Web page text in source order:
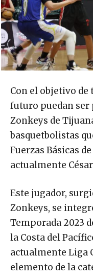
Con el objetivo
futuro puedan
Zonkeys de
basquetbolistas
Fuerzas Básicas
actualmente
Este jugador,
Zonkeys, se
Temporada 2023
la Costa del
actualmente Liga
elemento de la